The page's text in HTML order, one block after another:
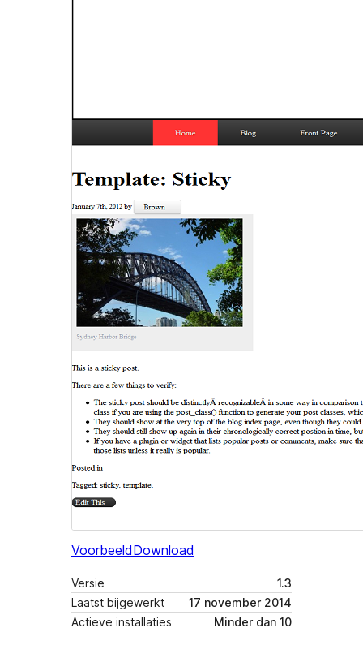
VoorbeeldDownload
Versie
1.3
Laatst bijgewerkt
17 november 2014
Actieve installaties
Minder dan 10